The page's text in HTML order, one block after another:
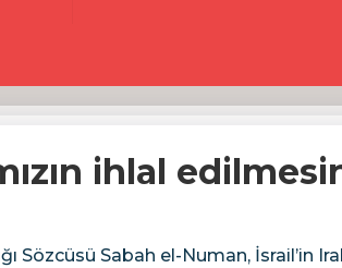
ihlal
Sözcüsü Sabah el-Numan, İsrail’in